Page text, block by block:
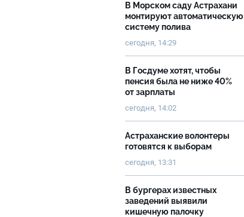
В Морском саду Астрахани
монтируют автоматическую
систему полива
сегодня, 14:29
В Госдуме хотят, чтобы
пенсия была не ниже 40%
от зарплаты
сегодня, 14:02
Астраханские волонтеры
готовятся к выборам
сегодня, 13:31
В бургерах известных
заведений выявили
кишечную палочку